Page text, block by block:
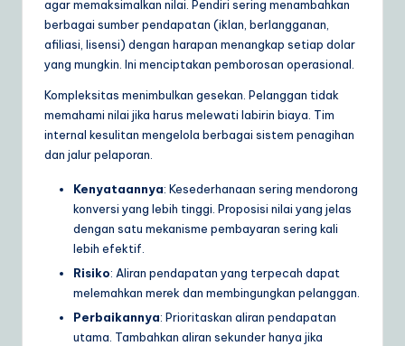
agar memaksimalkan nilai. Pendiri sering menambahkan
berbagai sumber pendapatan (iklan, berlangganan,
afiliasi, lisensi) dengan harapan menangkap setiap dolar
yang mungkin. Ini menciptakan pemborosan operasional.
Kompleksitas menimbulkan gesekan. Pelanggan tidak
memahami nilai jika harus melewati labirin biaya. Tim
internal kesulitan mengelola berbagai sistem penagihan
dan jalur pelaporan.
Kenyataannya: Kesederhanaan sering mendorong
konversi yang lebih tinggi. Proposisi nilai yang jelas
dengan satu mekanisme pembayaran sering kali
lebih efektif.
Risiko: Aliran pendapatan yang terpecah dapat
melemahkan merek dan membingungkan pelanggan.
Perbaikannya: Prioritaskan aliran pendapatan
utama. Tambahkan aliran sekunder hanya jika